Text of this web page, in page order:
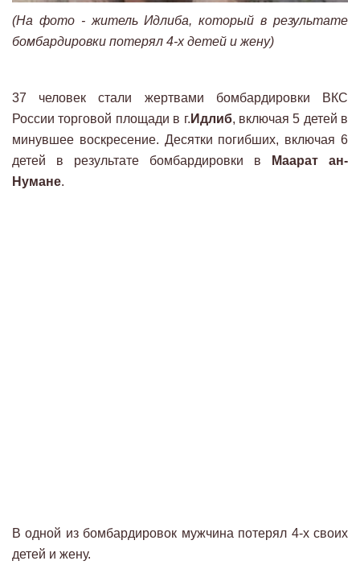
(На фото - житель Идлиба, который в результате
бомбардировки потерял 4-х детей и жену)
37 человек стали жертвами бомбардировки ВКС
России торговой площади в г. Идлиб, включая 5 детей в
минувшее воскресение. Десятки погибших, включая 6
детей в результате бомбардировки в
Маарат ан-
Нумане.
В одной из бомбардировок мужчина потерял 4-х своих
детей и жену.